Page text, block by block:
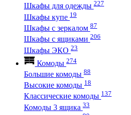
Шкафы для одежды 227
Шкафы купе 19
Шкафы с зеркалом 87
Шкафы с ящиками 206
Шкафы ЭКО 23
Комоды 274
Большие комоды 88
Высокие комоды 18
Классические комоды 137
Комоды 3 ящика 33